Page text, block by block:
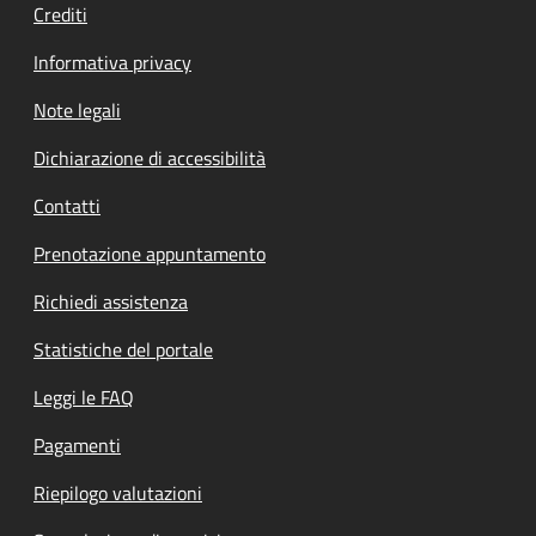
Crediti
Informativa privacy
Note legali
Dichiarazione di accessibilità
Contatti
Prenotazione appuntamento
Richiedi assistenza
Statistiche del portale
Leggi le FAQ
Pagamenti
Riepilogo valutazioni